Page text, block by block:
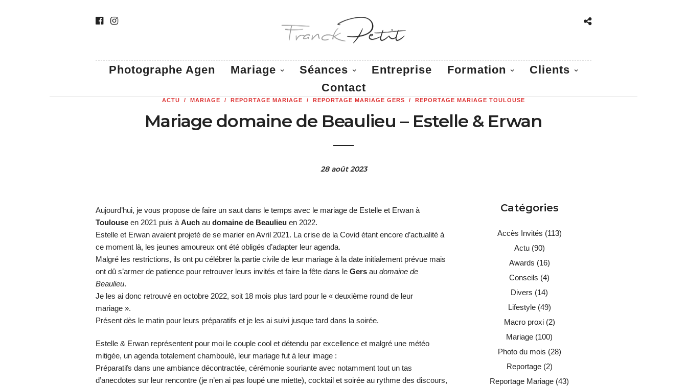
Photographe Agen Mariage Séances Entreprise Formation
Clients
Contact
ACTU / MARIAGE / REPORTAGE MARIAGE / REPORTAGE MARIAGE GERS / REPORTAGE MARIAGE TOULOUSE
Mariage domaine de Beaulieu – Estelle & Erwan
28 août 2023
Aujourd’hui, je vous propose de faire un saut dans le temps avec le mariage de Estelle et Erwan à
Toulouse en 2021 puis à Auch au domaine de Beaulieu en 2022.
Estelle et Erwan avaient projeté de se marier en Avril 2021. La crise de la Covid étant encore d’actualité à
ce moment là, les jeunes amoureux ont été obligés d’adapter leur agenda.
Malgré les restrictions, ils ont pu célébrer la partie civile de leur mariage à la date initialement prévue mais
ont dû s’armer de patience pour retrouver leurs invités et faire la fête dans le Gers au domaine de
Beaulieu.
Je les ai donc retrouvé en octobre 2022, soit 18 mois plus tard pour le « deuxième round de leur
mariage ».
Présent dès le matin pour leurs préparatifs et je les ai suivi jusque tard dans la soirée.
Estelle & Erwan représentent pour moi le couple cool et détendu par excellence et malgré une météo
mitigée, un agenda totalement chamboulé, leur mariage fut à leur image :
Préparatifs dans une ambiance décontractée, cérémonie souriante avec notamment tout un tas
d’anecdotes sur leur rencontre (je n’en ai pas loupé une miette), cocktail et soirée au rythme des discours,
Catégories
Accès Invités (113)
Actu(90)
Awards (16)
Conseils (4)
Divers (14)
Lifestyle(49)
Macro proxi(2)
Mariage (100)
Photo du mois (28)
Reportage(2)
Reportage Mariage (43)